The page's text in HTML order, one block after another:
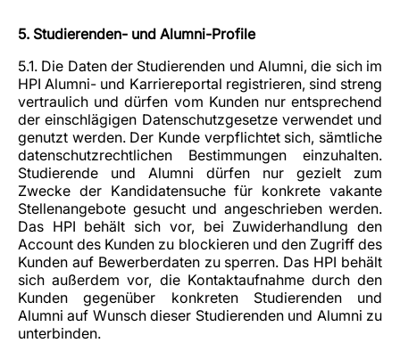
5. Studierenden- und Alumni-Profile
5.1. Die Daten der Studierenden und Alumni, die sich im
HPI Alumni- und Karriereportal registrieren, sind streng
vertraulich und dürfen vom Kunden nur entsprechend
der einschlägigen Datenschutzgesetze verwendet und
genutzt werden. Der Kunde verpflichtet sich, sämtliche
datenschutzrechtlichen Bestimmungen einzuhalten.
Studierende und Alumni dürfen nur gezielt zum
Zwecke der Kandidatensuche für konkrete vakante
Stellenangebote gesucht und angeschrieben werden.
Das HPI behält sich vor, bei Zuwiderhandlung den
Account des Kunden zu blockieren und den Zugriff des
Kunden auf Bewerberdaten zu sperren. Das HPI behält
sich außerdem vor, die Kontaktaufnahme durch den
Kunden gegenüber konkreten Studierenden und
Alumni auf Wunsch dieser Studierenden und Alumni zu
unterbinden.